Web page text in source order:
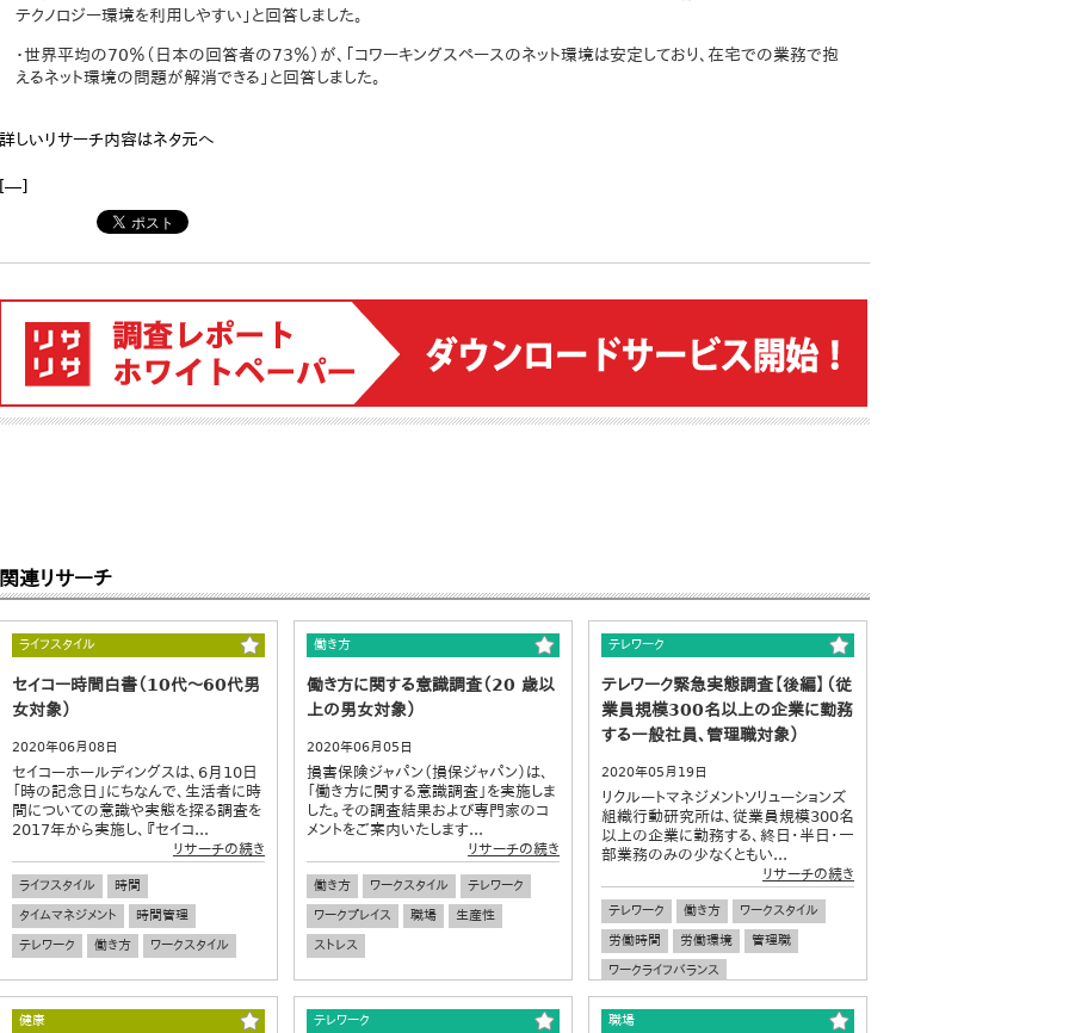
テクノロジー環境を利用しやすい」と回答しました。
・世界平均の70％（日本の回答者の73％）が、「コワーキングスペースのネット環境は安定しており、在宅での業務で抱
えるネット環境の問題が解消できる」と回答しました。
詳しいリサーチ内容はネタ元へ
[―]
関連リサーチ
ライフスタイル
セイコー時間白書（10代～60代男
女対象）
2020年06月08日
セイコーホールディングスは、6月10日
「時の記念日」にちなんで、生活者に時
間についての意識や実態を探る調査を
2017年から実施し、『セイコ...
リサーチの続き
ライフスタイル
時間
タイムマネジメント
時間管理
テレワーク
働き方 ワークスタイル
働き方
働き方に関する意識調査（20 歳以
上の男女対象）
2020年06月05日
損害保険ジャパン（損保ジャパン）は、
「働き方に関する意識調査」を実施しま
した。その調査結果および専門家のコ
メントをご案内いたします...
リサーチの続き
働き方 ワークスタイル
テレワーク
ワークプレイス
職場
生産性
ストレス
テレワーク
テレワーク緊急実態調査【後編】（従
業員規模300名以上の企業に勤務
する一般社員、管理職対象）
2020年05月19日
リクルートマネジメントソリューションズ
組織行動研究所は、従業員規模300名
以上の企業に勤務する、終日・半日・一
部業務のみの少なくともい...
リサーチの続き
テレワーク 働き方
ワークスタイル
労働時間
労働環境
管理職
ワークライフバランス
健康 テレワーク 職場